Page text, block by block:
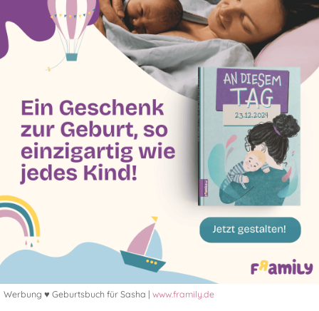
Werbung ♥ Geburtsbuch für Sasha | www.framily.de